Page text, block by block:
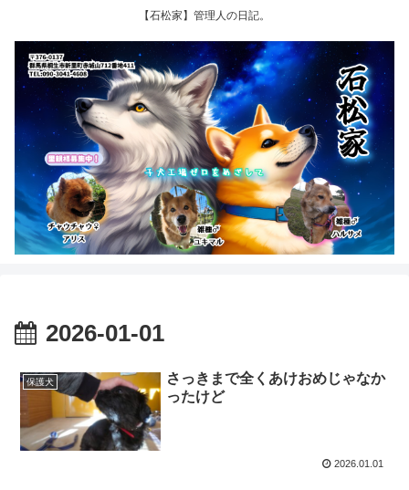
【石松家】管理人の日記。
2026-01-01
保護犬
さっきまで全くあけおめじゃなか
ったけど
2026.01.01